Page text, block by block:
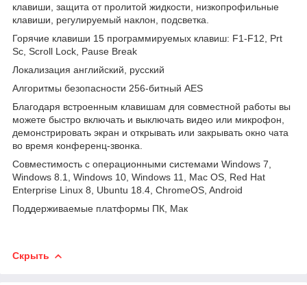
клавиши, защита от пролитой жидкости, низкопрофильные
клавиши, регулируемый наклон, подсветка.
Горячие клавиши 15 программируемых клавиш: F1-F12, Prt
Sc, Scroll Lock, Pause Break
Локализация английский, русский
Алгоритмы безопасности 256-битный AES
Благодаря встроенным клавишам для совместной работы вы
можете быстро включать и выключать видео или микрофон,
демонстрировать экран и открывать или закрывать окно чата
во время конференц-звонка.
Совместимость с операционными системами Windows 7,
Windows 8.1, Windows 10, Windows 11, Mac OS, Red Hat
Enterprise Linux 8, Ubuntu 18.4, ChromeOS, Android
Поддерживаемые платформы ПК, Мак
Скрыть